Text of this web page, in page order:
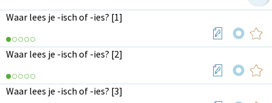
Waar lees je -isch of -ies? [1]
Waar lees je -isch of -ies? [2]
Waar lees je -isch of -ies? [3]